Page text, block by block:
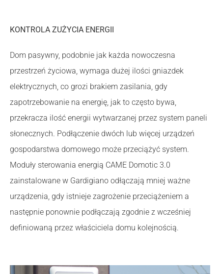
KONTROLA ZUŻYCIA ENERGII
Dom pasywny, podobnie jak każda nowoczesna
przestrzeń życiowa, wymaga dużej ilości gniazdek
elektrycznych, co grozi brakiem zasilania, gdy
zapotrzebowanie na energię, jak to często bywa,
przekracza ilość energii wytwarzanej przez system paneli
słonecznych. Podłączenie dwóch lub więcej urządzeń
gospodarstwa domowego może przeciążyć system.
Moduły sterowania energią CAME Domotic 3.0
zainstalowane w Gardigiano odłączają mniej ważne
urządzenia, gdy istnieje zagrożenie przeciążeniem a
następnie ponownie podłączają zgodnie z wcześniej
definiowaną przez właściciela domu kolejnością.